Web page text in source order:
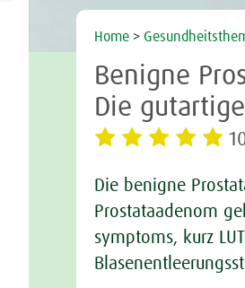
Home >
Benigne
Die
Die benigne
Prostataadenom
symptoms, kurz